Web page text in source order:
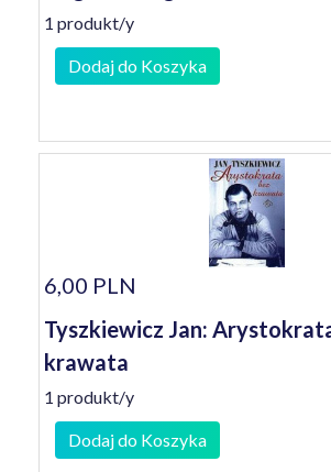
1 produkt/y
Dodaj do Koszyka
6,00 PLN
Tyszkiewicz Jan:
krawata
1 produkt/y
Dodaj do Koszyka